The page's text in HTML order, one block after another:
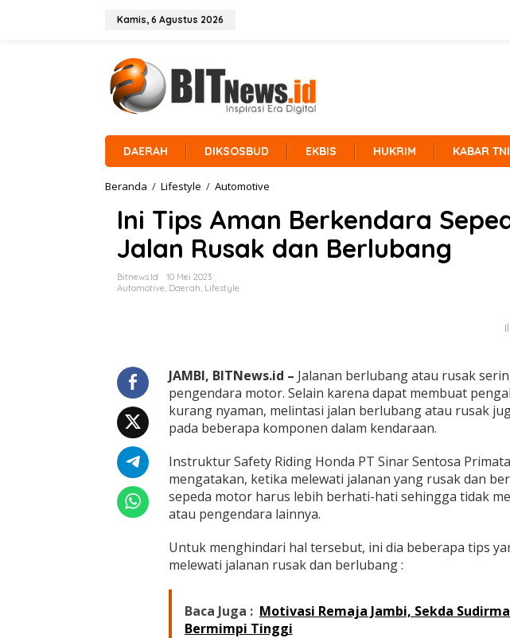
Kamis, 6 Agustus 2026
DAERAH DIKSOSBUD EKBIS HUKRIM KABAR
Beranda / Lifestyle / Automotive
i
T
p
r
e
n
d
r
a
S
e
p
d
M
o
r
Ini Tips Aman Berkendara
Jalan Rusak dan Berlubang
Bitnews.id
10 Mei 2023
Automotive, Daerah, Lifestyle
JAMBI, BITNews.id – Jalanan berlubang atau rusak
pengendara motor. Selain karena dapat membuat
kurang nyaman, melintasi jalan berlubang atau rusak
pada beberapa komponen dalam kendaraan.
Instruktur Safety Riding Honda PT Sinar Sentosa
mengatakan, ketika melewati jalanan yang rusak dan
sepeda motor harus lebih berhati-hati sehingga tidak
atau pengendara lainnya.
Untuk menghindari hal tersebut, ini dia beberapa tips
melewati jalanan rusak dan berlubang :
Baca Juga : Motivasi Remaja Jambi, Sekda
Bermimpi Tinggi